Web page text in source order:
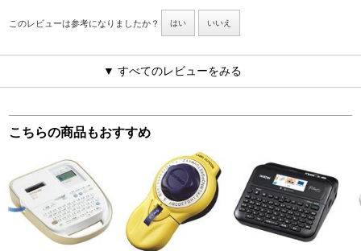
このレビューは参考になりましたか？ はい いいえ
▼ すべてのレビューをみる
こちらの商品もおすすめ